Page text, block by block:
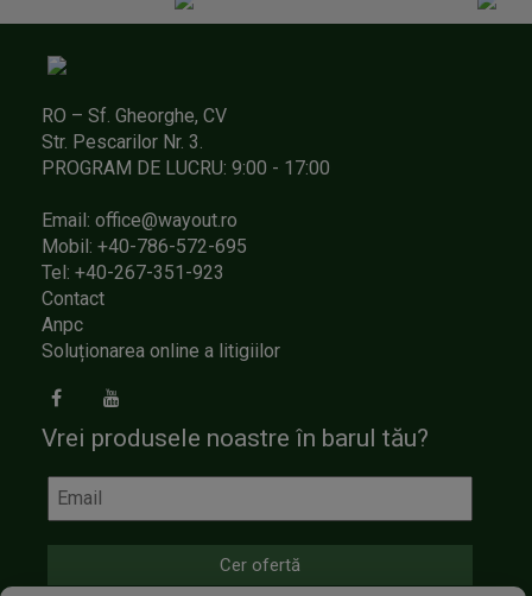
RO – Sf. Gheorghe, CV
Str. Pescarilor Nr. 3.
PROGRAM DE LUCRU: 9:00 - 17:00
Email: office@wayout.ro
Mobil: +40-786-572-695
Tel: +40-267-351-923
Contact
Anpc
Soluționarea online a litigiilor
Vrei produsele noastre în barul tău?